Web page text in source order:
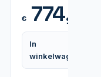
€774,99
In
winkelwagen